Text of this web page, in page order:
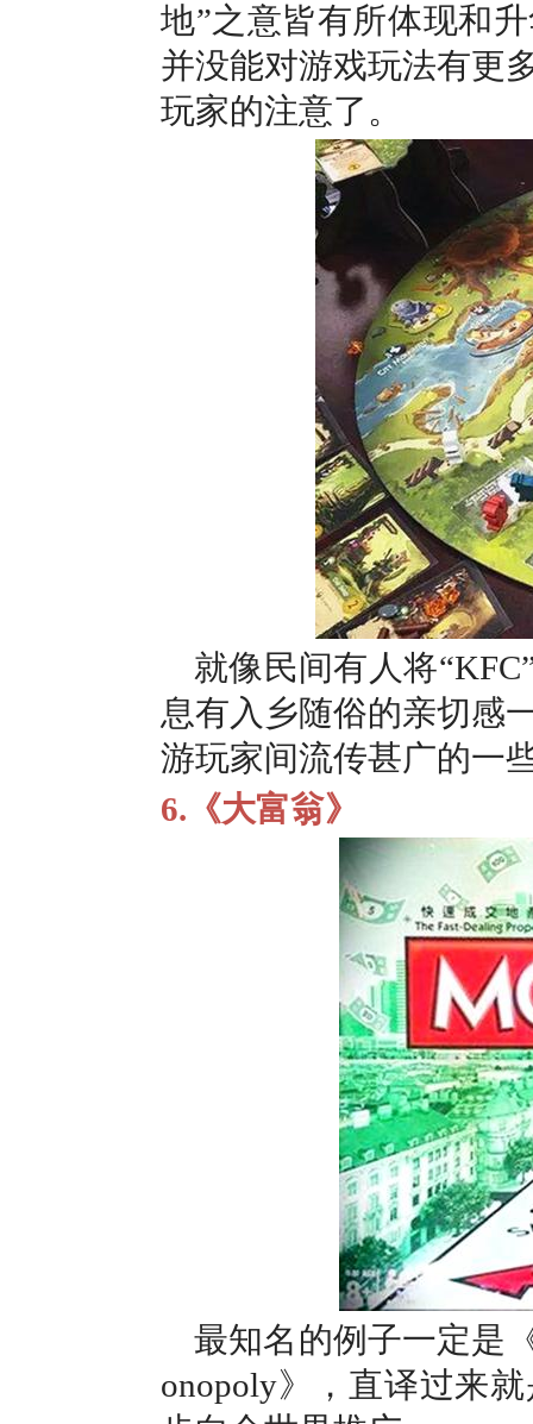
地”之意皆有所体现和
并没能对游戏玩法有更
玩家的注意了。
就像民间有人将
息有入乡随俗的亲切感
游玩家间流传甚广的一
6.《大富翁》
最知名的例子一定是
onopoly》，直译过来